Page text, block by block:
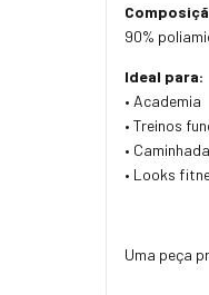
90%
Ideal para:
• Academia
• Treinos
•
• Looks
Uma peça